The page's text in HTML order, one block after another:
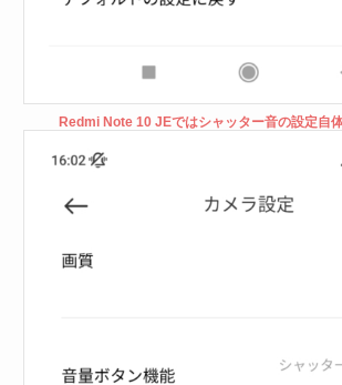
Redmi Note 10 JEではシャッター音の設定自